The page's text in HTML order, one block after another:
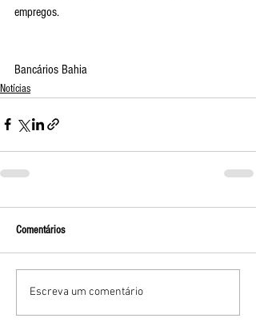
empregos.
Bancários Bahia
Notícias
Comentários
Escreva um comentário